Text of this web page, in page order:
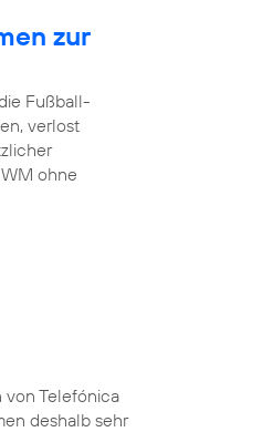
zur
Fußball-
verlost
ohne
von Telefónica
deshalb sehr